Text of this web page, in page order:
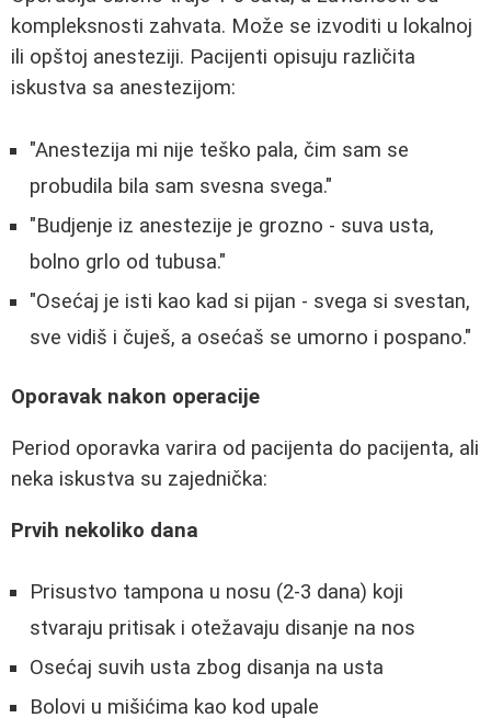
kompleksnosti zahvata. Može se izvoditi u lokalnoj
ili opštoj anesteziji. Pacijenti opisuju različita
iskustva sa anestezijom:
"Anestezija mi nije teško pala, čim sam se
probudila bila sam svesna svega."
"Budjenje iz anestezije je grozno - suva usta,
bolno grlo od tubusa."
"Osećaj je isti kao kad si pijan - svega si svestan,
sve vidiš i čuješ, a osećaš se umorno i pospano."
Oporavak nakon operacije
Period oporavka varira od pacijenta do pacijenta, ali
neka iskustva su zajednička:
Prvih nekoliko dana
Prisustvo tampona u nosu (2-3 dana) koji
stvaraju pritisak i otežavaju disanje na nos
Osećaj suvih usta zbog disanja na usta
Bolovi u mišićima kao kod upale